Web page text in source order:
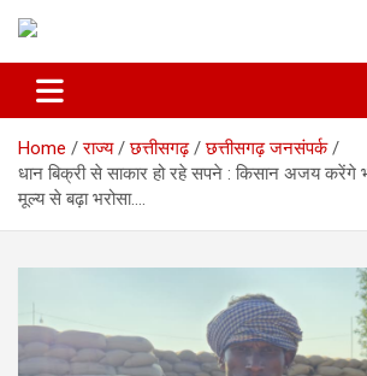
News 36
Home राज्य छत्तीसगढ़
छत्तीसगढ़ जनसंपर्क
धान बिक्री से साकार हो रहे सपने : किसान अजय करेंगे
मूल्य से बढ़ा भरोसा….